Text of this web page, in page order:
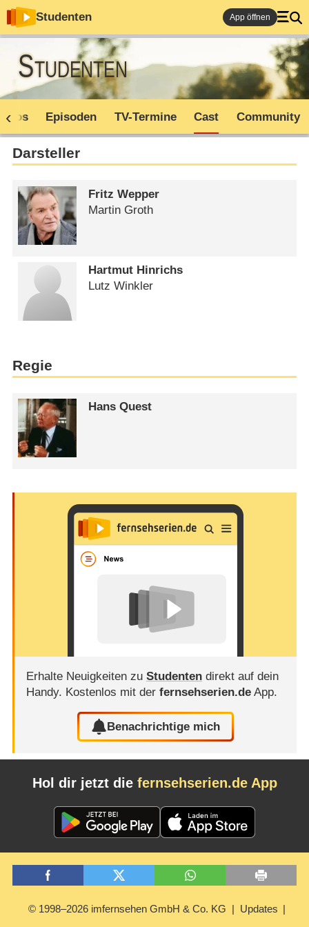
Studenten App öffnen
Studenten
Infos Episoden TV-Termine Cast Community
Darsteller
Fritz Wepper
Martin Groth
Hartmut Hinrichs
Lutz Winkler
Regie
Hans Quest
Erhalte Neuigkeiten zu Studentendirekt auf dein
Handy. Kostenlos mit der fernsehserien.deApp.
Benachrichtige mich
Hol dir jetzt die fernsehserien.de App
© 1998–2026 imfernsehen GmbH & Co. KG Updates